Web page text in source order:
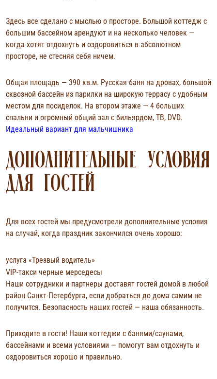
Здесь все сделано с мыслью о просторе. Большой коттедж с
большим бассейном арендуют и на несколько человек —
когда хотят отдохнуть и оздоровиться в абсолютном
просторе, не стесняя себя ничем.
Общая площадь — 390 кв.м. Русская баня на дровах, большой
сквозной бассейн из парилки на широкую террасу с удобным
местом для посиделок. На втором этаже — 4 больших
спальни и огромный общий зал с бильярдом, ТВ, DVD.
Идеальный вариант для мальчишника
ДОПОЛНИТЕЛЬНЫЕ УСЛОВИЯ
ДЛЯ ГОСТЕЙ
Для всех гостей мы предусмотрели дополнительные условия
на случай, когда праздник закончился очень хорошо:
услуга «Трезвый водитель»
VIP-такси черные мерседесы
Наши сотрудники и партнеры доставят гостей домой в любой
район Санкт-Петербурга, если добраться до дома самим не
получится. Безопасность наших гостей — наша обязанность.
Приходите в гости! Наши коттеджи с банями/саунами,
бассейнами и всеми условиями — помогут вам отдохнуть и
оздоровиться хорошо и правильно.